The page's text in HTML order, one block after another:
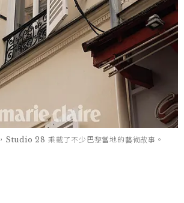
Studio 28 乘載了不少巴黎當地的藝術故事。